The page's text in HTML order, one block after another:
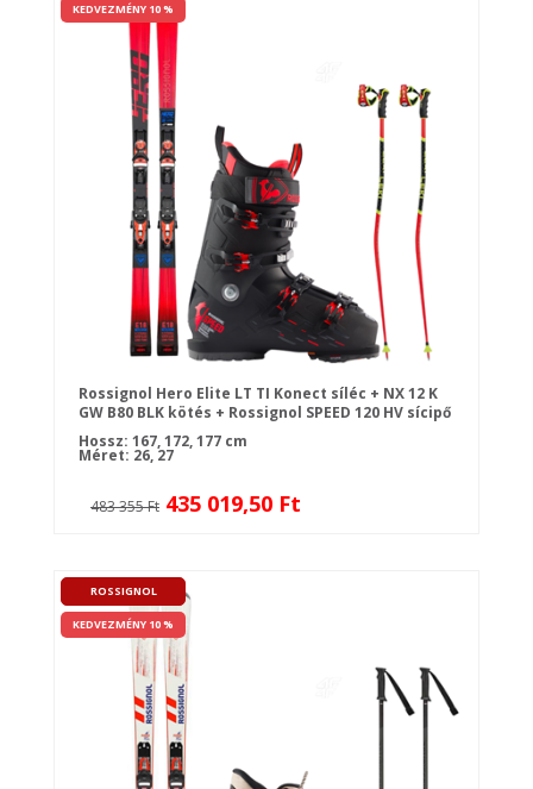
KEDVEZMÉNY 10 %
Rossignol Hero Elite LT TI Konect síléc + NX 12 K
GW B80 BLK kötés + Rossignol SPEED 120 HV sícipő
+ botok
Hossz: 167, 172, 177 cm
Méret: 26, 27
483 355 Ft 435 019,50 Ft
ROSSIGNOL
KEDVEZMÉNY 10 %